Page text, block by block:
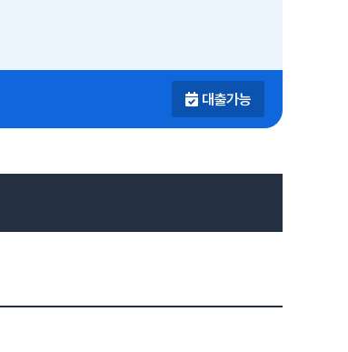
대출가능